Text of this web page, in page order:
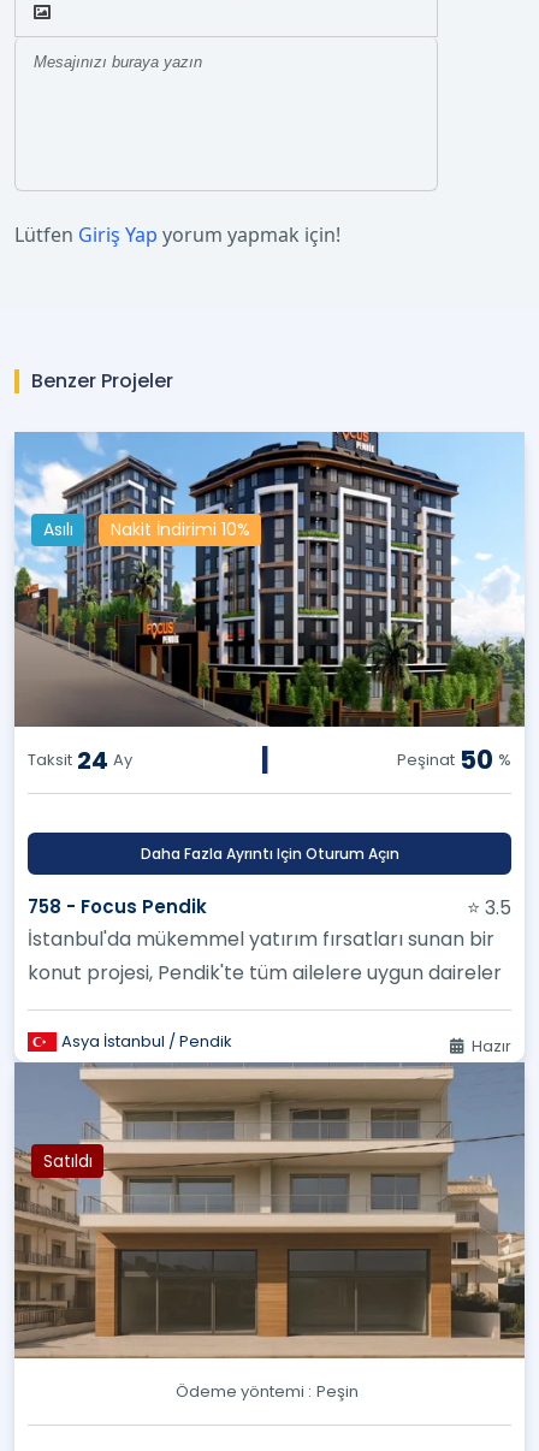
Lütfen Giriş Yap yorum yapmak için!
Benzer Projeler
Asılı Nakit İndirimi 10%
Taksit 24 Ay | Peşinat 50 %
Daha Fazla Ayrıntı Için Oturum Açın
758 - Focus Pendik
⭐ 3.5
İstanbul'da mükemmel yatırım fırsatları sunan bir
konut projesi, Pendik'te tüm ailelere uygun daireler
Asya İstanbul / Pendik Hazır
Satıldı
Ödeme yöntemi : Peşin